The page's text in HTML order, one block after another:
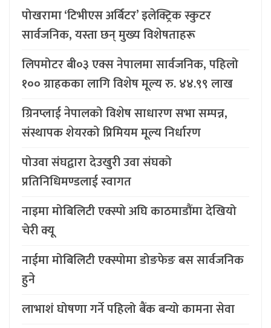
पोखरामा ‘टिभीएस अर्बिटर’ इलेक्ट्रिक स्कुटर
सार्वजनिक, यस्ता छन् मुख्य विशेषताहरू
लिपमोटर बी०३ एक्स नेपालमा सार्वजनिक, पहिलो
१०० ग्राहकका लागि विशेष मूल्य रु. ४४.९९ लाख
ग्रिनप्लाई नेपालको विशेष साधारण सभा सम्पन्न,
संस्थापक शेयरको प्रिमियम मूल्य निर्धारण
पोउवा संघद्वारा देउखुरी उवा संघको
प्रतिनिधिमण्डलाई स्वागत
नाइमा मोबिलिटी एक्स्पो अघि काठमाडौंमा देखियो
चेरी क्यू
नाईमा मोबिलिटी एक्स्पोमा डोङफेङ बस सार्वजनिक
हुने
लाभाशं घोषणा गर्ने पहिलो बैंक बन्यो कामना सेवा